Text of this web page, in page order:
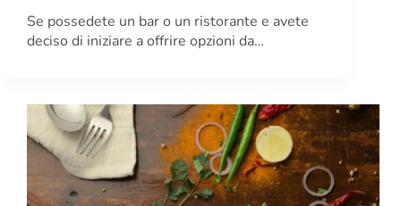
Se possedete un bar o un ristorante e avete
deciso di iniziare a offrire opzioni da…